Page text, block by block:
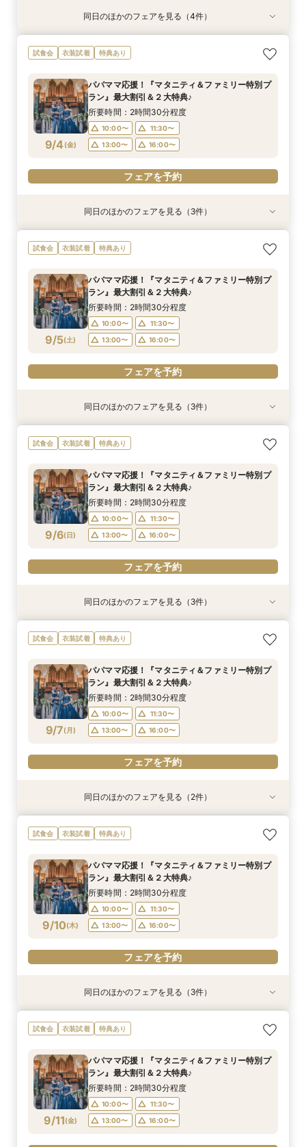
衣装試着 特典あり
8/31(月)
【ドレス重視オススメ◎】人気ドレス２５万円
OFF*来館特典×無料試食付
10:00〜
11:30〜
13:00〜
16:00〜
フェアを予約
特典あり
8/31(月)
【少人数婚応援】来館でヘアコスメ＆1万円ギフ
トGET！特典・試食フェア
10:00〜
11:30〜
13:00〜
16:00〜
フェアを予約
衣装試着 特典あり
8/31(月)
卒花オススメ◎英国伝統の大聖堂チャペル*最大
150万円割引×来館特典ギフト券１万円
10:00〜
11:30〜
13:00〜
16:00〜
フェアを予約
衣装試着 特典あり
8/31(月)
【ペット婚人気NO.1】愛犬と誓うリングドッグ演
出×豪華試食フェア*最大15大特典付き
10:00〜
11:30〜
13:00〜
16:00〜
フェアを予約
同日のほかのフェアを見る（4件）
試食会 衣装試着 特典あり
9/4 (金)
パパママ応援！『マタニティ＆ファミリー特別プ
ラン』最大割引＆２大特典♪
所要時間：2時間30分程度
10:00〜
11:30〜
13:00〜
16:00〜
フェアを予約
衣装試着 特典あり
9/4(金)
【ドレス重視オススメ◎】人気ドレス２５万円
OFF*来館特典×無料試食付
10:00〜
11:30〜
13:00〜
16:00〜
フェアを予約
特典あり
9/4(金)
【少人数婚応援】来館でヘアコスメ＆1万円ギフ
トGET！特典・試食フェア
10:00〜
11:30〜
13:00〜
16:00〜
フェアを予約
衣装試着 特典あり
9/4(金)
卒花オススメ◎英国伝統の大聖堂チャペル*最大
150万円割引×来館特典ギフト券１万円
10:00〜
11:30〜
13:00〜
16:00〜
フェアを予約
同日のほかのフェアを見る（3件）
試食会 衣装試着 特典あり
9/5(土)
パパママ応援！『マタニティ＆ファミリー特別プ
ラン』最大割引＆２大特典♪
所要時間：2時間30分程度
10:00〜
11:30〜
13:00〜
16:00〜
フェアを予約
衣装試着 特典あり
9/5(土)
【ドレス重視オススメ◎】人気ドレス２５万円
OFF*来館特典×無料試食付
10:00〜
11:30〜
13:00〜
16:00〜
フェアを予約
特典あり
9/5(土)
【少人数婚応援】来館でヘアコスメ＆1万円ギフ
トGET！特典・試食フェア
10:00〜
11:30〜
13:00〜
16:00〜
フェアを予約
衣装試着 特典あり
9/5(土)
卒花オススメ◎英国伝統の大聖堂チャペル*最大
150万円割引×来館特典ギフト券１万円
10:00〜
11:30〜
13:00〜
16:00〜
フェアを予約
同日のほかのフェアを見る（3件）
試食会 衣装試着 特典あり
9/6(日)
パパママ応援！『マタニティ＆ファミリー特別プ
ラン』最大割引＆２大特典♪
所要時間：2時間30分程度
10:00〜
11:30〜
13:00〜
16:00〜
フェアを予約
衣装試着 特典あり
9/6(日)
【ドレス重視オススメ◎】人気ドレス２５万円
OFF*来館特典×無料試食付
10:00〜
11:30〜
13:00〜
16:00〜
フェアを予約
特典あり
9/6(日)
【少人数婚応援】来館でヘアコスメ＆1万円ギフ
トGET！特典・試食フェア
10:00〜
11:30〜
13:00〜
16:00〜
フェアを予約
衣装試着 特典あり
9/6(日)
卒花オススメ◎英国伝統の大聖堂チャペル*最大
150万円割引×来館特典ギフト券１万円
10:00〜
11:30〜
13:00〜
16:00〜
フェアを予約
同日のほかのフェアを見る（3件）
試食会 衣装試着 特典あり
9/7(月)
パパママ応援！『マタニティ＆ファミリー特別プ
ラン』最大割引＆２大特典♪
所要時間：2時間30分程度
10:00〜
11:30〜
13:00〜
16:00〜
フェアを予約
特典あり
9/7(月)
【少人数婚応援】来館でヘアコスメ＆1万円ギフ
トGET！特典・試食フェア
10:00〜
11:30〜
13:00〜
16:00〜
フェアを予約
衣装試着 特典あり
9/7(月)
卒花オススメ◎英国伝統の大聖堂チャペル*最大
150万円割引×来館特典ギフト券１万円
10:00〜
11:30〜
13:00〜
16:00〜
フェアを予約
同日のほかのフェアを見る（2件）
試食会 衣装試着 特典あり
9/10(木)
パパママ応援！『マタニティ＆ファミリー特別プ
ラン』最大割引＆２大特典♪
所要時間：2時間30分程度
10:00〜
11:30〜
13:00〜
16:00〜
フェアを予約
衣装試着 特典あり
9/10(木)
【ドレス重視オススメ◎】人気ドレス２５万円
OFF*来館特典×無料試食付
10:00〜
11:30〜
13:00〜
16:00〜
フェアを予約
特典あり
9/10(木)
【少人数婚応援】来館でヘアコスメ＆1万円ギフ
トGET！特典・試食フェア
10:00〜
11:30〜
13:00〜
16:00〜
フェアを予約
衣装試着 特典あり
9/10(木)
卒花オススメ◎英国伝統の大聖堂チャペル*最大
150万円割引×来館特典ギフト券１万円
10:00〜
11:30〜
13:00〜
16:00〜
フェアを予約
同日のほかのフェアを見る（3件）
試食会 衣装試着 特典あり
9/11(金)
パパママ応援！『マタニティ＆ファミリー特別プ
ラン』最大割引＆２大特典♪
所要時間：2時間30分程度
10:00〜
11:30〜
13:00〜
16:00〜